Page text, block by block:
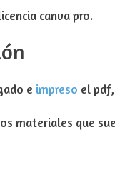
canva pro.
e impreso el
materiales que